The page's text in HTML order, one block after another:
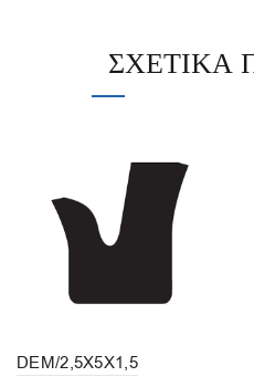
ΣΧΕΤΙΚΆ
DEM/2,5X5X1,5